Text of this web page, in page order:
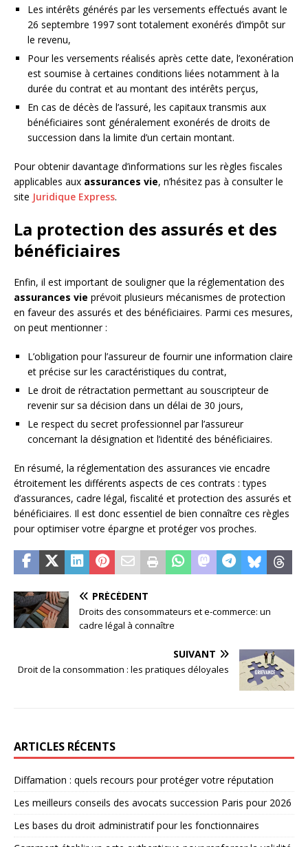
Les intérêts générés par les versements effectués avant le
26 septembre 1997 sont totalement exonérés d’impôt sur
le revenu,
Pour les versements réalisés après cette date, l’exonération
est soumise à certaines conditions liées notamment à la
durée du contrat et au montant des intérêts perçus,
En cas de décès de l’assuré, les capitaux transmis aux
bénéficiaires sont généralement exonérés de droits de
succession dans la limite d’un certain montant.
Pour obtenir davantage d’informations sur les règles fiscales
applicables aux assurances vie, n’hésitez pas à consulter le
site Juridique Express.
La protection des assurés et des
bénéficiaires
Enfin, il est important de souligner que la réglementation des
assurances vie prévoit plusieurs mécanismes de protection
en faveur des assurés et des bénéficiaires. Parmi ces mesures,
on peut mentionner :
L’obligation pour l’assureur de fournir une information claire
et précise sur les caractéristiques du contrat,
Le droit de rétractation permettant au souscripteur de
revenir sur sa décision dans un délai de 30 jours,
Le respect du secret professionnel par l’assureur
concernant la désignation et l’identité des bénéficiaires.
En résumé, la réglementation des assurances vie encadre
étroitement les différents aspects de ces contrats : types
d’assurances, cadre légal, fiscalité et protection des assurés et
bénéficiaires. Il est donc essentiel de bien connaître ces règles
pour optimiser votre épargne et protéger vos proches.
PRÉCÉDENT
Droits des consommateurs et e-commerce: un
cadre légal à connaître
SUIVANT
Droit de la consommation : les pratiques déloyales
ARTICLES RÉCENTS
Diffamation : quels recours pour protéger votre réputation
Les meilleurs conseils des avocats succession Paris pour 2026
Les bases du droit administratif pour les fonctionnaires